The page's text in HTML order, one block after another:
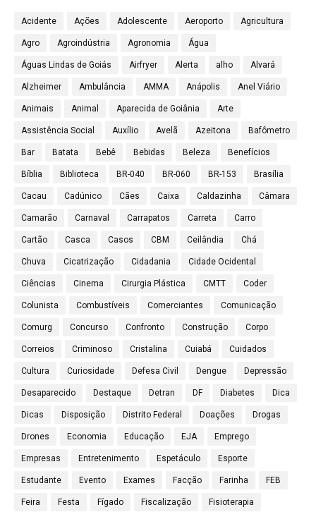
Acidente Ações Adolescente Aeroporto Agricultura
Agro Agroindústria Agronomia Água
Águas Lindas de Goiás Airfryer Alerta alho Alvará
Alzheimer Ambulância AMMA Anápolis Anel Viário
Animais Animal Aparecida de Goiânia Arte
Assistência Social Auxílio Avelã Azeitona Bafômetro
Bar Batata Bebê Bebidas Beleza Benefícios
Bíblia Biblioteca BR-040 BR-060 BR-153 Brasília
Cacau Cadúnico Cães Caixa Caldazinha Câmara
Camarão Carnaval Carrapatos Carreta Carro
Cartão Casca Casos CBM Ceilândia Chá
Chuva Cicatrização Cidadania Cidade Ocidental
Ciências Cinema Cirurgia Plástica CMTT Coder
Colunista Combustíveis Comerciantes Comunicação
Comurg Concurso Confronto Construção Corpo
Correios Criminoso Cristalina Cuiabá Cuidados
Cultura Curiosidade Defesa Civil Dengue Depressão
Desaparecido Destaque Detran DF Diabetes Dica
Dicas Disposição Distrito Federal Doações Drogas
Drones Economia Educação EJA Emprego
Empresas Entretenimento Espetáculo Esporte
Estudante Evento Exames Facção Farinha FEB
Feira Festa Fígado Fiscalização Fisioterapia